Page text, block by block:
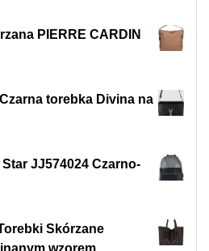
PIERRE CARDIN
torebka Divina na
JJ574024 Czarno-
Skórzane
wzorem